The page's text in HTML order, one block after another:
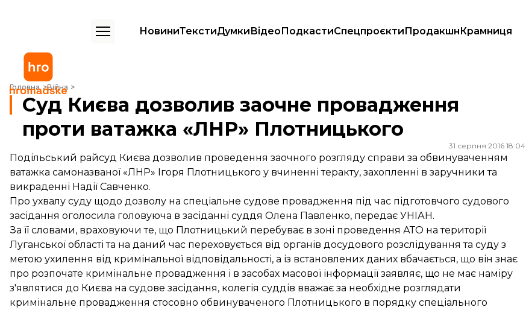
НовиниТекстиДумкиВідеоПодкастиСпецпроєктиПродакшнКрамниця
Головна Війна
Суд Києва дозволив заочне провадження проти ватажка «ЛНР» Плотницького
Суд Києва дозволив заочне провадження
проти ватажка «ЛНР» Плотницького
31 серпня 2016 18:04
Подільський райсуд Києва дозволив проведення заочного розгляду справи за обвинуваченням
ватажка самоназваної «ЛНР» Ігоря Плотницького у вчиненні теракту, захопленні в заручники та
викраденні Надії Савченко.
Про ухвалу суду щодо дозволу на спеціальне судове провадження під час підготовчого судового
засідання оголосила головуюча в засіданні суддя Олена Павленко, передає УНІАН.
За її словами, враховуючи те, що Плотницький перебуває в зоні проведення АТО на території
Луганської області та на даний час переховується від органів досудового розслідування та суду з
метою ухилення від кримінальної відповідальності, а із встановлених даних вбачається, що він знає
про розпочате кримінальне провадження і в засобах масової інформації заявляє, що не має наміру
з'являтися до Києва на судове засідання, колегія суддів вважає за необхідне розглядати
кримінальне провадження стосовно обвинуваченого Плотницького в порядку спеціального